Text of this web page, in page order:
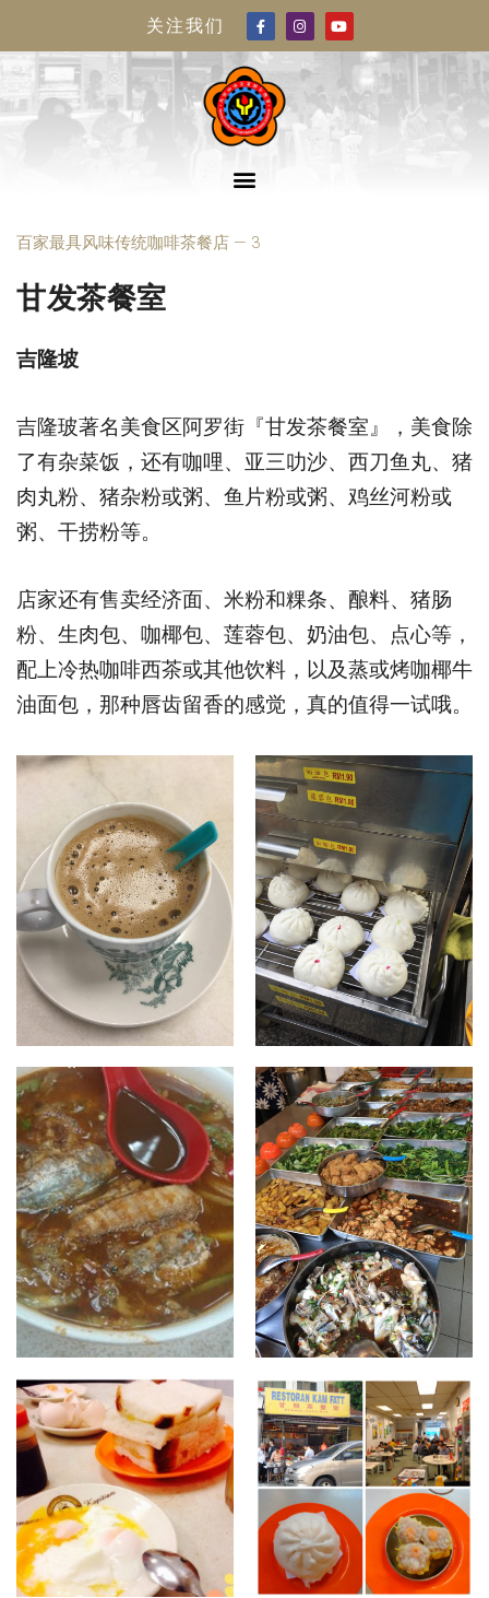
关注我们
百家最具风味传统咖啡茶餐店 — 3
甘发茶餐室
吉隆坡
吉隆玻著名美食区阿罗街『甘发茶餐室』，美食除
了有杂菜饭，还有咖哩、亚三叻沙、西刀鱼丸、猪
肉丸粉、猪杂粉或粥、鱼片粉或粥、鸡丝河粉或
粥、干捞粉等。
店家还有售卖经济面、米粉和粿条、酿料、猪肠
粉、生肉包、咖椰包、莲蓉包、奶油包、点心等，
配上冷热咖啡西茶或其他饮料，以及蒸或烤咖椰牛
油面包，那种唇齿留香的感觉，真的值得一试哦。